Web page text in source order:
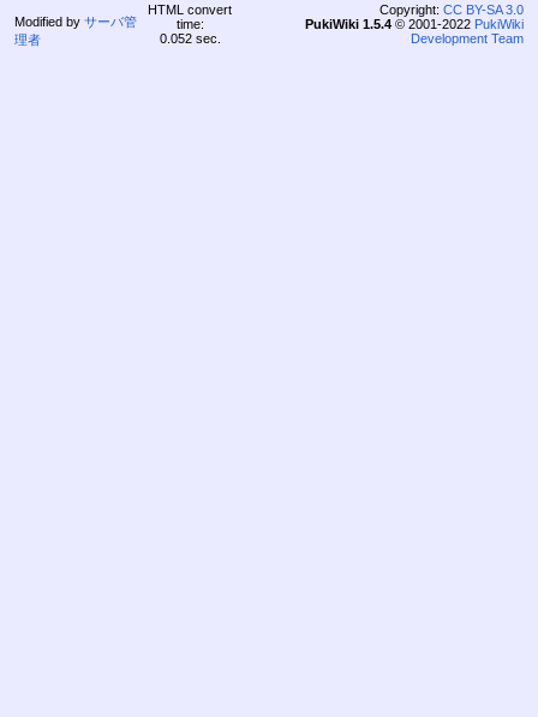
Modified by サーバ管
理者
HTML convert
time:
0.052 sec.
Copyright: CC BY-SA 3.0
PukiWiki 1.5.4© 2001-2022 PukiWiki
Development Team